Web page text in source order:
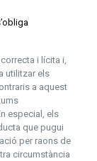
i lícita i,
utilitzar els
a aquest
especial, els
que pugui
per raons de
circumstància